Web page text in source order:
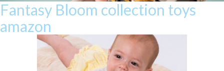
Fantasy Bloom collection toys
amazon